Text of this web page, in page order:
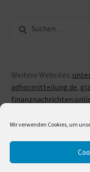
Wir verwenden Cookies, um
nach:
Weitere Websites:
adhocmitteilung.de,
© LUXUSLOVE 2026